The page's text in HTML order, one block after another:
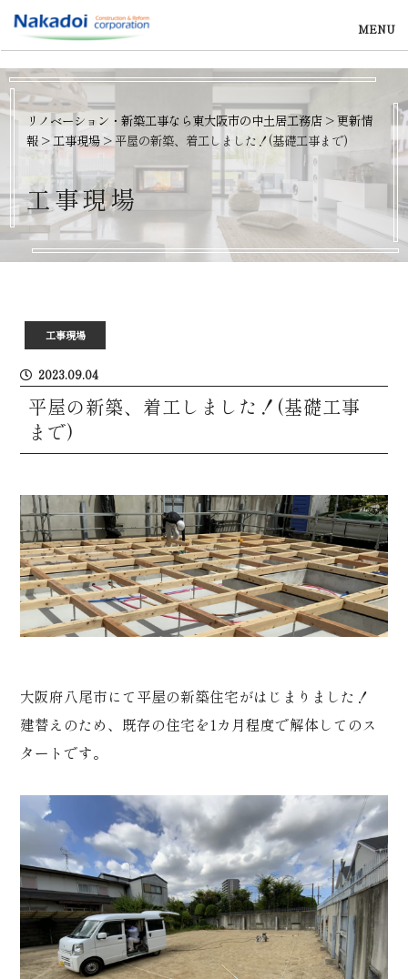
MENU
リノベーション・新築工事なら東大阪市の中土居工務店 >更新情
報 >工事現場 > 平屋の新築、着工しました！(基礎工事まで)
工事現場
工事現場
2023.09.04
平屋の新築、着工しました！(基礎工事
まで)
大阪府八尾市にて平屋の新築住宅がはじまりました！
建替えのため、既存の住宅を1カ月程度で解体してのス
タートです。